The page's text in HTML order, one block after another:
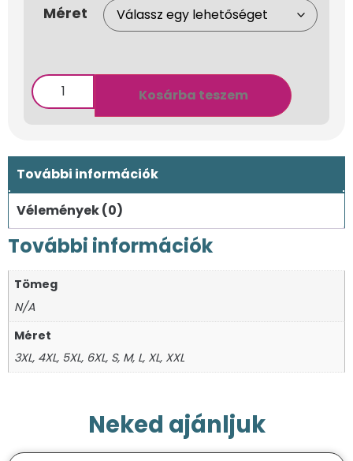
Méret
Kosárba teszem
További információk
Vélemények (0)
További információk
Tömeg
N/A
Méret
3XL, 4XL, 5XL, 6XL, S, M, L, XL, XXL
Neked ajánljuk